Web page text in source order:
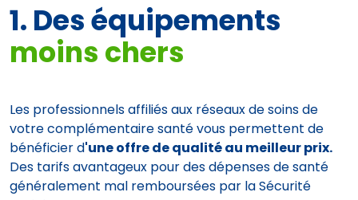
1. Des équipements
moins chers
Les professionnels affiliés aux réseaux de soins de
votre complémentaire santé vous permettent de
bénéficier d'une offre de qualité au meilleur prix.
Des tarifs avantageux pour des dépenses de santé
généralement mal remboursées par la Sécurité